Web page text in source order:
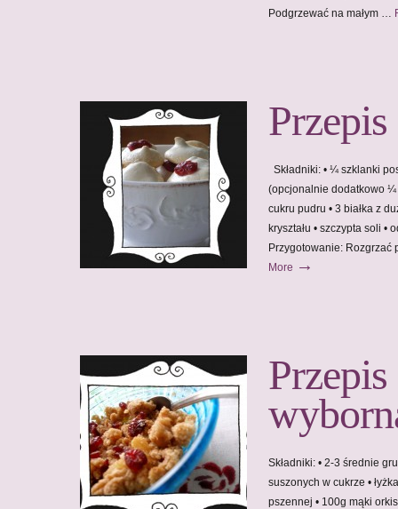
Podgrzewać na małym …
Składniki: • ¼ szklanki
(opcjonalnie dodatkowo
cukru pudru • 3 białka z
kryształu • szczypta soli
Przygotowanie:
More →
Składniki: • 2-3 średnie
suszonych w cukrze •
pszennej • 100g mąki